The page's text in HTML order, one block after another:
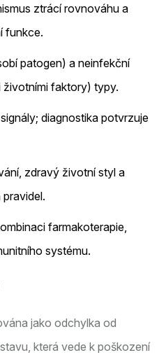
ztrácí rovnováhu a
funkce.
patogen) a neinfekční
životními faktory) typy.
diagnostika potvrzuje
zdravý životní styl a
farmakoterapie,
systému.
jako odchylka od
která vede k poškození